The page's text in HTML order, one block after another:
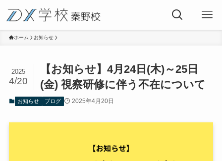
ホーム お知らせ
【お知らせ】4月24日(木)～25日
(金) 視察研修に伴う不在について
2025
4/20
お知らせ ブログ 2025年4月20日